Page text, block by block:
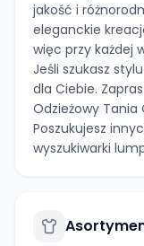
jakość i
eleganckie
więc przy każdej
Jeśli szukasz
dla Ciebie.
Odzieżowy Tania
Poszukujesz
wyszukiwarki